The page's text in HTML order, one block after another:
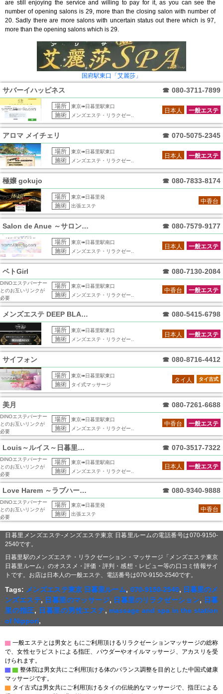
are still enjoying the service and willing to pay for it, as you can see the
number of opening salons is 29, more than the closing salon with number of
20. Sadly there are more salons with uncertain status out there which is 97,
more than the opening salons which is 29.
国府駅東口「艾麗莎」
サバーイハッピネス ☎ 080-3711-7899
場所 東京➠日暮里駅東口
施術 メンズエステ・リラクゼー..
一般エステ
日本人
アロマ メイチェリ ☎ 070-5075-2345
場所 東京➠日暮里駅東口
施術 メンズエステ・リラクゼー..
一般エステ
日本人
極嬢 gokujo ☎ 080-7833-8174
場所 東京➠日暮里発
施術 出張エステ
中香台
Salon de Anue ～サロンドア ☎ 080-7579-9177
場所 東京➠日暮里駅南口
施術 メンズエステ・リラクゼー..
一般エステ
日本人
ベトGirl ☎ 080-7130-2084
DINOエステバーナー
とのお互いリンクが
必要
場所 東京➠日暮里駅東口
施術 メンズエステ・リラクゼー..
一般エステ
中香台
メンズエステ DEEP BLACK ☎ 080-5415-6798
場所 東京➠日暮里駅東口
施術 メンズエステ・リラクゼー..
一般エステ
日本人
サイフォン ☎ 080-8716-4412
場所 東京➠日暮里駅東口
施術 タイ式マッサージ
タイ古式
タイ人
美月 ☎ 080-7261-6688
DINOエステバーナー
とのお互いリンクが
必要
場所 東京➠日暮里駅東口
施術 メンズエステ・リラクゼー..
一般エステ
中香台
Louis～ルイス～日暮里ルーム ☎ 070-3517-7322
DINOエステバーナー
とのお互いリンクが
必要
場所 東京➠日暮里駅南口
施術 メンズエステ・リラクゼー..
一般エステ
日本人
Love Harem ～ラブハーレム～ ☎ 080-9340-9888
DINOエステバーナー
とのお互いリンクが
必要
場所 東京➠日暮里発
施術 出張エステ
中香台
日暮里メンズエステ-メンズエステ東京 日暮里ルームの電話番号は070-9150-
2540です。
日暮里駅のメンズエステ・リラクゼーション・マッサージ「メンズエステ東京
日暮里ルーム」のオススメ・評価・評判・感想・レビュー等の口コミ情報サイ
トです。お店は日本人の一般エステ、電話番号は070-9150-2540です。
Tags: メンズエステ東京 日暮里ルーム, 070-9150-2540, 日暮里のメ
ンズエステ, 日暮里のマッサージ, 日暮里のリラクゼーション, 日暮
里の指圧, 日暮里の男性エステ, massage and spa in the station
of Nippori,
▇ 一般エステとは男女ともにご利用頂けるリラクゼーションマッサージの総称
で、女性セラピストによる指圧、パウダーやオイルマッサージ、アカスリを受
けられます。
▇ ▇ 整体院は男女共にご利用頂ける体のバランス調整を目的とした中国式健康
マッサージです。
▇ タイ古式は男女共にご利用頂けるタイの伝統的なマッサージで、指圧による